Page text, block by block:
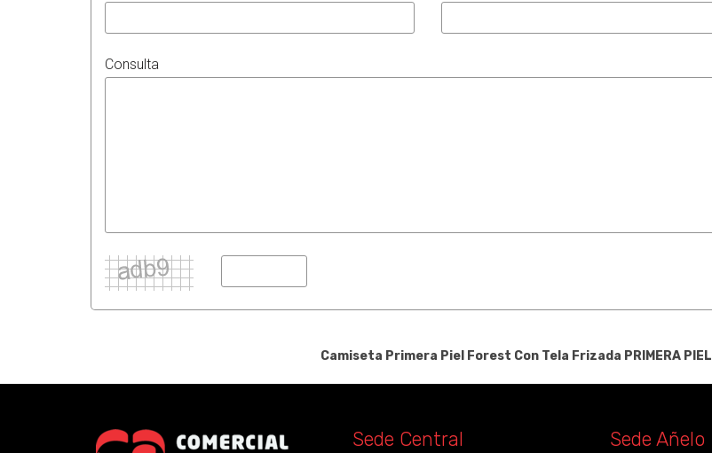
Consulta
Camiseta Primera Piel Forest Con Tela Frizada PRIMERA PIEL
Sede Central Sede Añelo